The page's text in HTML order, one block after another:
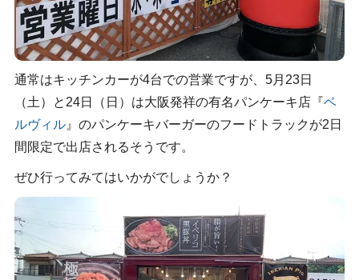
通常はキッチンカーが4台での営業ですが、5月23日
（土）と24日（日）は大阪発祥の有名パンケーキ店『ベ
ルヴィル』のパンケーキバーガーのフードトラックが2日
間限定で出店されるそうです。
ぜひ行ってみてはいかがでしょうか？